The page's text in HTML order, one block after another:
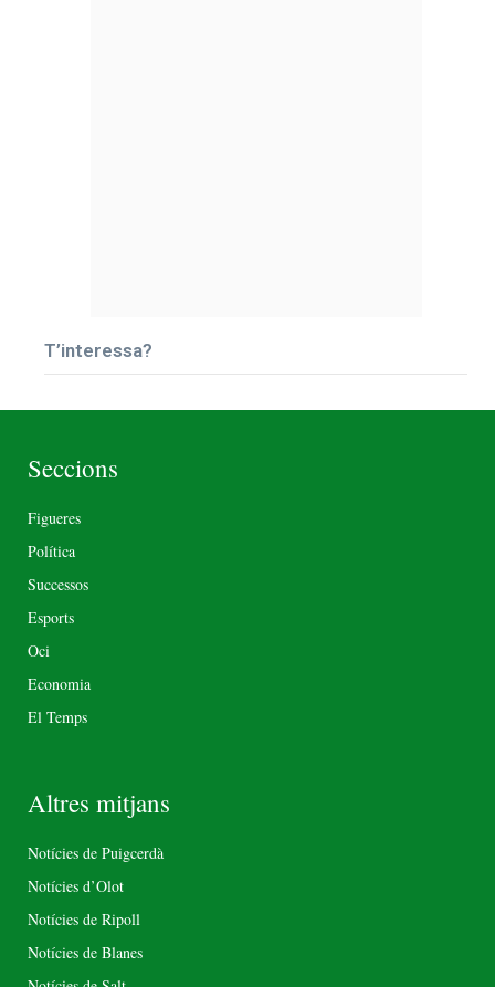
T’interessa?
Seccions
Figueres
Política
Successos
Esports
Oci
Economia
El Temps
Altres mitjans
Notícies de Puigcerdà
Notícies d’Olot
Notícies de Ripoll
Notícies de Blanes